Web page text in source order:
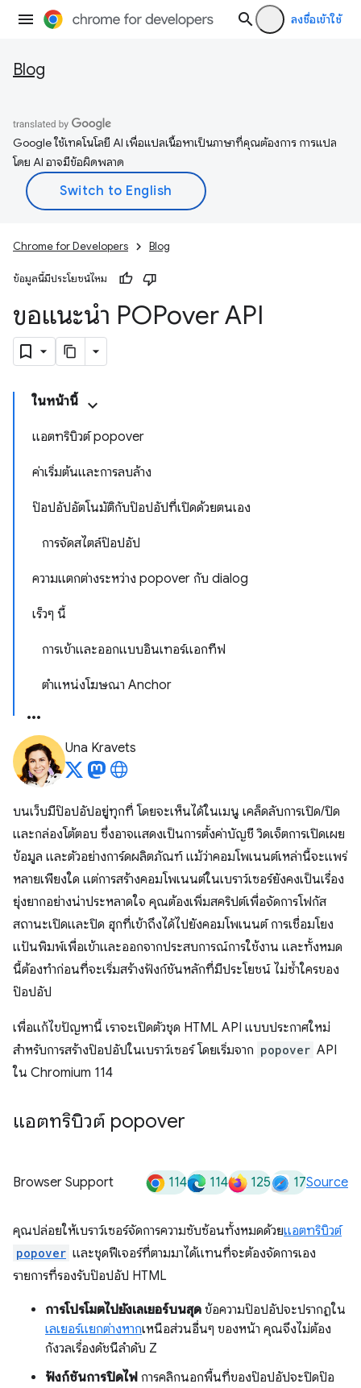
ลงชื่อเข้าใช้
Blog
Google ใช้เทคโนโลยี AI เพื่อแปลเนื้อหาเป็นภาษาที่คุณต้องการ การแปล
โดย AI อาจมีข้อผิดพลาด
Chrome for Developers Blog
ข้อมูลนี้มีประโยชน์ไหม
ขอแนะนำ POPover API
ในหน้านี้
แอตทริบิวต์ popover
ค่าเริ่มต้นและการลบล้าง
ป๊อปอัปอัตโนมัติกับป๊อปอัปที่เปิดด้วยตนเอง
การจัดสไตล์ป๊อปอัป
ความแตกต่างระหว่าง popover กับ dialog
เร็วๆ นี้
การเข้าและออกแบบอินเทอร์แอกทีฟ
ตำแหน่งโฆษณา Anchor
Una Kravets
บนเว็บมีป๊อปอัปอยู่ทุกที่ โดยจะเห็นได้ในเมนู เคล็ดลับการเปิด/ปิด
และกล่องโต้ตอบ ซึ่งอาจแสดงเป็นการตั้งค่าบัญชี วิดเจ็ตการเปิดเผย
ข้อมูล และตัวอย่างการ์ดผลิตภัณฑ์ แม้ว่าคอมโพเนนต์เหล่านี้จะแพร่
หลายเพียงใด แต่การสร้างคอมโพเนนต์ในเบราว์เซอร์ยังคงเป็นเรื่อง
ยุ่งยากอย่างน่าประหลาดใจ คุณต้องเพิ่มสคริปต์เพื่อจัดการโฟกัส
สถานะเปิดและปิด ฮุกที่เข้าถึงได้ไปยังคอมโพเนนต์ การเชื่อมโยง
แป้นพิมพ์เพื่อเข้าและออกจากประสบการณ์การใช้งาน และทั้งหมด
นี้ต้องทำก่อนที่จะเริ่มสร้างฟังก์ชันหลักที่มีประโยชน์ ไม่ซ้ำใครของ
ป๊อปอัป
เพื่อแก้ไขปัญหานี้ เราจะเปิดตัวชุด HTML API แบบประกาศใหม่
สําหรับการสร้างป๊อปอัปในเบราว์เซอร์ โดยเริ่มจาก popover API
ใน Chromium 114
แอตทริบิวต์ popover
Browser Support 114 114 125 17Source
คุณปล่อยให้เบราว์เซอร์จัดการความซับซ้อนทั้งหมดด้วยแอตทริบิวต์
popover และชุดฟีเจอร์ที่ตามมาได้แทนที่จะต้องจัดการเอง
รายการที่รองรับป๊อปอัป HTML
การโปรโมตไปยังเลเยอร์บนสุด ข้อความป๊อปอัปจะปรากฏใน
เลเยอร์แยกต่างหากเหนือส่วนอื่นๆ ของหน้า คุณจึงไม่ต้อง
กังวลเรื่องดัชนีลำดับ Z
ฟังก์ชันการปิดไฟ การคลิกนอกพื้นที่ของป๊อปอัปจะปิดป๊อ